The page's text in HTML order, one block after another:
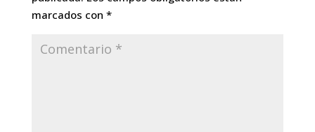
marcados con *